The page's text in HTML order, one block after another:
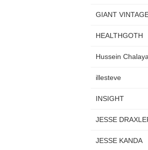
GIANT
HEALTHGOTH
Hussein
illesteve
INSIGHT
JESSE
JESSE KANDA